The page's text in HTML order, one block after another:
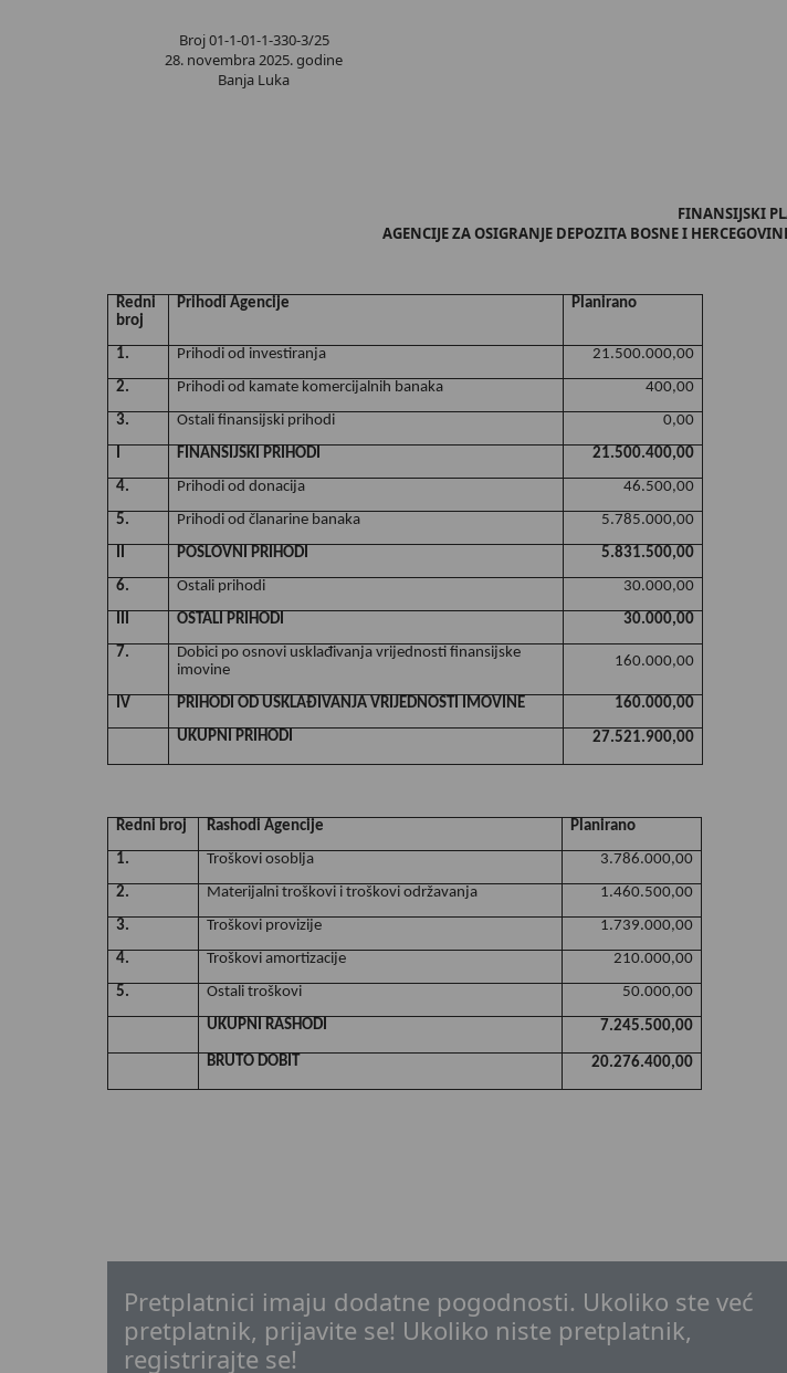
Broj 01-1-01-1-330-3/25
28. novembra 2025. godine
Banja Luka
FINANSIJSKI
AGENCIJE ZA OSIGRANJE DEPOZITA BOSNE I
Redni
broj
Prihodi Agencije Planirano
1. Prihodi od investiranja
21.500.000,00
2.
Prihodi od kamate komercijalnih banaka
400,00
3.
Ostali finansijski prihodi
0,00
I
FINANSIJSKI PRIHODI
21.500.400,00
4.
Prihodi od donacija
46.500,00
5.
Prihodi od članarine banaka
5.785.000,00
II
POSLOVNI PRIHODI
5.831.500,00
6.
Ostali prihodi
30.000,00
III
OSTALI PRIHODI
30.000,00
7.
Dobici po osnovi usklađivanja vrijednosti finansijske
imovine
160.000,00
IV PRIHODI OD USKLAĐIVANJA VRIJEDNOSTI IMOVINE
160.000,00
UKUPNI PRIHODI
27.521.900,00
Redni broj Rashodi Agencije
Planirano
1.
Troškovi osoblja
3.786.000,00
2.
Materijalni troškovi i troškovi održavanja
1.460.500,00
3.
Troškovi provizije
1.739.000,00
4.
Troškovi amortizacije
210.000,00
5.
Ostali troškovi
50.000,00
UKUPNI RASHODI
7.245.500,00
BRUTO DOBIT 20.276.400,00
Pretplatnici imaju dodatne pogodnosti. Ukoliko ste već
pretplatnik, prijavite se! Ukoliko niste pretplatnik,
registrirajte se!